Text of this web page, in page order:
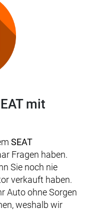
mit
SEAT
Fragen haben.
Sie noch nie
verkauft haben.
Auto ohne Sorgen
weshalb wir